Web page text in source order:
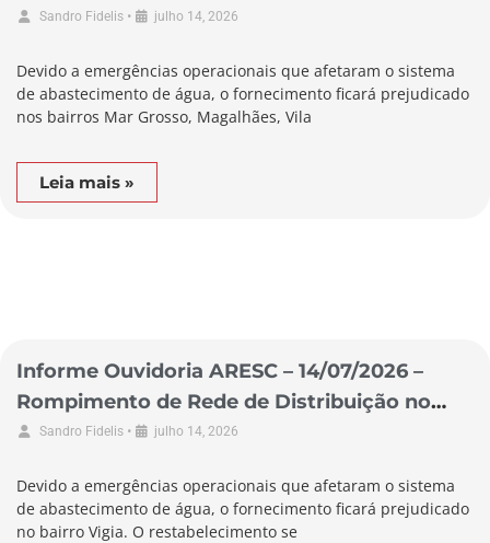
Município de Laguna
Sandro Fidelis • julho 14, 2026
Devido a emergências operacionais que afetaram o sistema
de abastecimento de água, o fornecimento ficará prejudicado
nos bairros Mar Grosso, Magalhães, Vila
Leia mais »
Informe Ouvidoria ARESC – 14/07/2026 –
Rompimento de Rede de Distribuição no
Município de Garopaba
Sandro Fidelis • julho 14, 2026
Devido a emergências operacionais que afetaram o sistema
de abastecimento de água, o fornecimento ficará prejudicado
no bairro Vigia. O restabelecimento se